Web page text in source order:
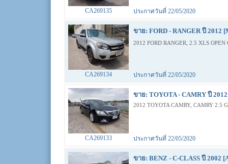
CA269135 ประกาศวันที่ 22/05/2020
ขาย: FORD - RANGER ปี 2012
2012 FORD RANGER, 2.5 XLS
CA269134 ประกาศวันที่ 22/05/2020
ขาย: TOYOTA - CAMRY ปี
2012 TOYOTA CAMRY, CAMRY 2.5
CA269133 ประกาศวันที่ 22/05/2020
ขาย: BENZ - C-CLASS ปี 2002